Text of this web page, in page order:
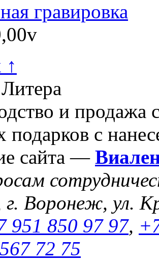
гравировка
v
↑
и продажа
подарков с
сайта —
г. Воронеж, ул.
951 850 97 97,
72 75